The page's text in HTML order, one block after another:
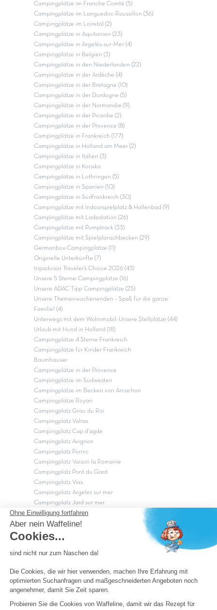
Campingplätze im Franche Comté (5)
Campingplätze im Languedoc-Roussillon (36)
Campingplätze im Loiretal (2)
Campingplätze in Aquitanien (23)
Campingplätze in Argelès-sur-Mer (4)
Campingplätze in Belgien (3)
Campingplätze in den Niederlanden (22)
Campingplätze in der Ardèche (4)
Campingplätze in der Bretagne (10)
Campingplätze in der Dordogne (5)
Campingplätze in der Normandie (9)
Campingplätze in der Picardie (2)
Campingplätze in der Provence (8)
Campingplätze in Frankreich (177)
Campingplätze in Holland am Meer (2)
Campingplätze in Italien (3)
Campingplätze in Korsika
Campingplätze in Lothringen (5)
Campingplätze in Spanien (10)
Campingplätze in Südfrankreich (30)
Campingplätze mit Indoorspielplatz & Hallenbad (9)
Campingplätze mit Ladestation (26)
Campingplätze mit Pumptrack (33)
Campingplätze mit Spielplanschbecken (29)
Germanbox-Campingplätze (11)
Originelle Unterkünfte (7)
tripadvisor Traveler’s Choice 2026 (43)
Unsere 5 Sterne-Campingplätze (16)
Unsere ADAC Tipp Campingplätze (25)
Unsere Themenwochenenden – Spaß für die ganze
Familie! (4)
Unterwegs mit dem Wohnmobil: Unsere Stellplätze (44)
Urlaub mit Hund in Holland (18)
Campingplätze 4 Sterne Frankreich
Campingplätze für Kinder Frankreich
Baumhäuser
Campingplätze in der Provence
Campingplätze im Südwesten
Campingplätze im Becken von Arcachon
Campingplätze Royan
Campingplatz Grau du Roi
Campingplatz Valras
Campingplatz Cap d'agde
Campingplatz Avignon
Campingplatz Pornic
Campingplatz Vaison la Romaine
Campingplatz Pont du Gard
Campingplatz Vias
Campingplatz Argeles sur mer
Campingplatz Jard sur mer
Campingplatz Sarzeau
Campingplatz Fréjus
Campingplätze in Camargue
OK
Copyright Capfun 2026 ©